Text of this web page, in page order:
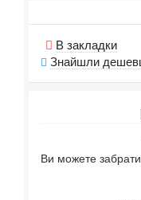
В закладки
Знайшли
Ви можете